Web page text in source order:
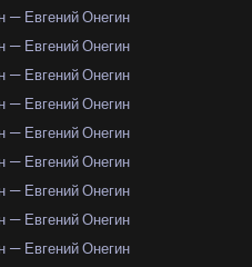
— Евгений Онегин
— Евгений Онегин
— Евгений Онегин
— Евгений Онегин
— Евгений Онегин
— Евгений Онегин
— Евгений Онегин
— Евгений Онегин
— Евгений Онегин